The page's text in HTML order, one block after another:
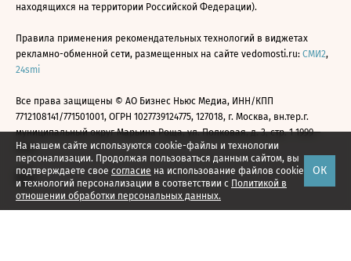
На нашем сайте используются cookie-файлы и технологии
персонализации. Продолжая пользоваться данным сайтом, вы
подтверждаете свое согласие на использование файлов cookie
и технологий персонализации в соответствии с Политикой в
отношении обработки персональных данных.
ОК
находящихся на территории Российской Федерации).
Правила применения рекомендательных технологий в виджетах
рекламно-обменной сети, размещенных на сайте vedomosti.ru: СМИ2,
24smi
Все права защищены © АО Бизнес Ньюс Медиа, ИНН/КПП
7712108141/771501001, ОГРН 1027739124775, 127018, г. Москва, вн.тер.г.
муниципальный округ Марьина Роща, ул. Полковая, д. 3, стр. 1 1999—
2026